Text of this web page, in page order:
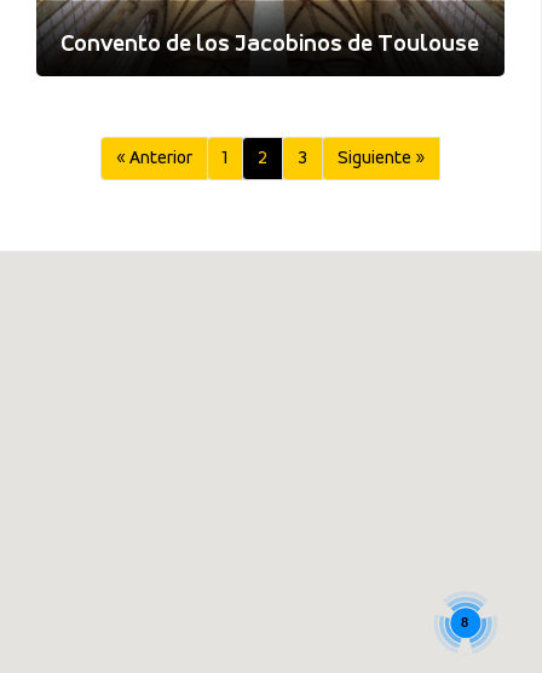
Convento de los Jacobinos de Toulouse
« Anterior 1 2 3 Siguiente »
8